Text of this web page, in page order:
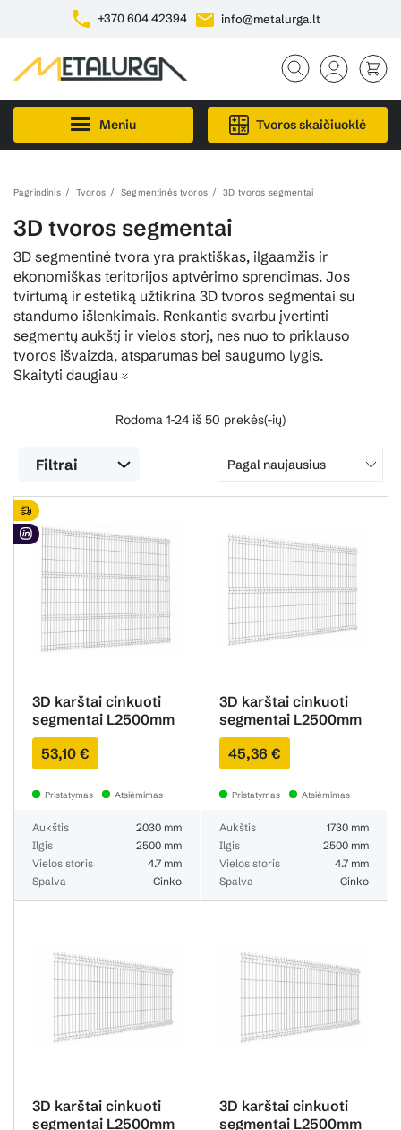
+370 604 42394 info@metalurga.lt
Meniu Tvoros skaičiuoklė
Pagrindinis Tvoros Segmentinės tvoros 3D tvoros segmentai
3D tvoros segmentai
3D segmentinė tvora yra praktiškas, ilgaamžis ir
ekonomiškas teritorijos aptvėrimo sprendimas. Jos
tvirtumą ir estetiką užtikrina 3D tvoros segmentai su
standumo išlenkimais. Renkantis svarbu įvertinti
segmentų aukštį ir vielos storį, nes nuo to priklauso
tvoros išvaizda, atsparumas bei saugumo lygis.
Skaityti daugiau
Rodoma 1-24 iš 50 prekės(-ių)
Filtrai Pagal naujausius
3D karštai cinkuoti
segmentai L2500mm
H2030mm 4.7mm
53,10 €
Pristatymas Atsiėmimas
Aukštis
2030 mm
Ilgis
2500 mm
Vielos storis
4.7 mm
Spalva
Cinko
3D karštai cinkuoti
segmentai L2500mm
H1730mm 4.7mm
45,36 €
Pristatymas Atsiėmimas
Aukštis
1730 mm
Ilgis
2500 mm
Vielos storis
4.7 mm
Spalva
Cinko
3D karštai cinkuoti
segmentai L2500mm
3D karštai cinkuoti
segmentai L2500mm